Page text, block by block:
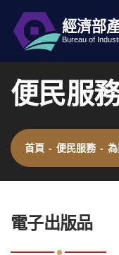
跳到主要內容
網站導覽
經濟部
Bureau of
便民服
首頁 - 便民服務 -
電子出版品